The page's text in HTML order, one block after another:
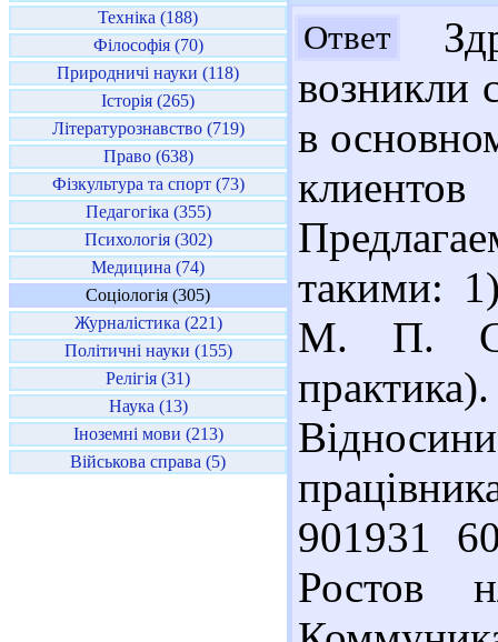
Техніка (188)
Філософія (70)
Природничі науки (118)
Історія (265)
Літературознавство (719)
Право (638)
Фізкультура та спорт (73)
Педагогіка (355)
Психологія (302)
Медицина (74)
Соціологія (305)
Журналістика (221)
Політичні науки (155)
Релігія (31)
Наука (13)
Іноземні мови (213)
Військова справа (5)
Ответ
возникли
в
такими:
М. П.
901931
Ростов